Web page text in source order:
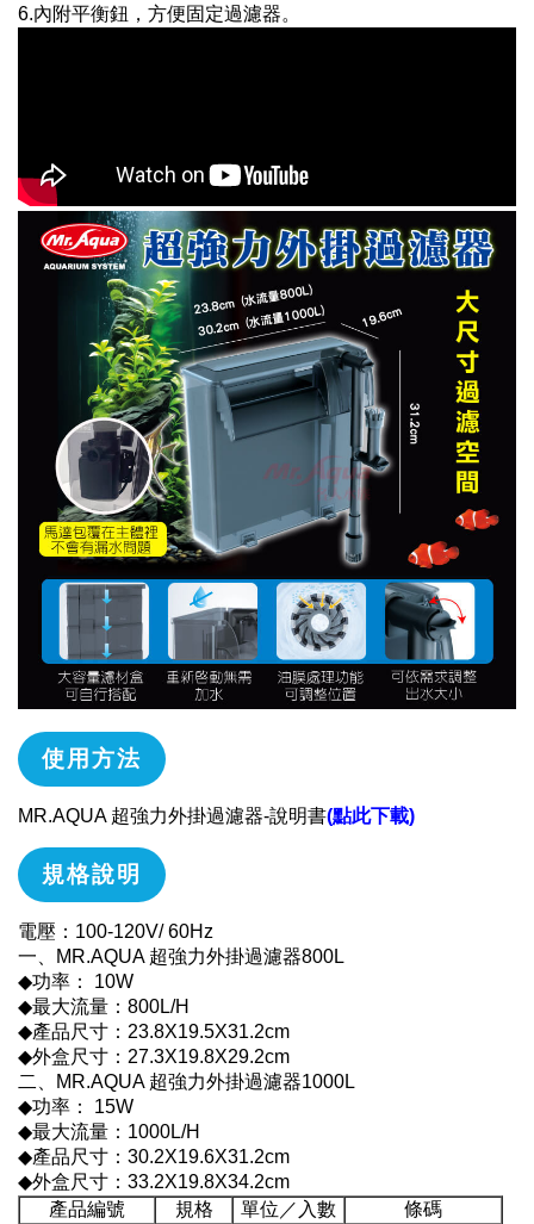
6.內附平衡鈕，方便固定過濾器。
使用方法
MR.AQUA 超強力外掛過濾器-說明書(點此下載)
規格說明
電壓：100-120V/ 60Hz
一、MR.AQUA 超強力外掛過濾器800L
◆功率： 10W
◆最大流量：800L/H
◆產品尺寸：23.8X19.5X31.2cm
◆外盒尺寸：27.3X19.8X29.2cm
二、MR.AQUA 超強力外掛過濾器1000L
◆功率： 15W
◆最大流量：1000L/H
◆產品尺寸：30.2X19.6X31.2cm
◆外盒尺寸：33.2X19.8X34.2cm
產品編號
規格 單位／入數
條碼